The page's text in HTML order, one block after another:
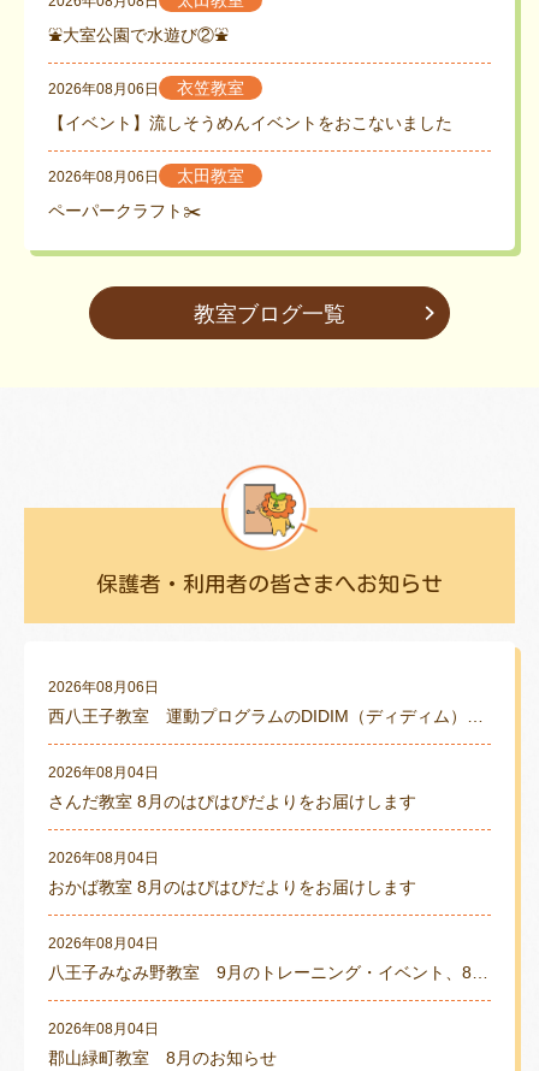
⛲大室公園で水遊び②⛲
2026年08月06日
衣笠教室
【イベント】流しそうめんイベントをおこないました
2026年08月06日
太田教室
ペーパークラフト✂️
教室ブログ一覧
保護者・利用者の皆さまへお知らせ
2026年08月06日
2026年08月04日
さんだ教室 8月のはぴはぴだよりをお届けします
2026年08月04日
おかば教室 8月のはぴはぴだよりをお届けします
2026年08月04日
2026年08月04日
郡山緑町教室 8月のお知らせ